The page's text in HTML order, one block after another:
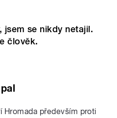
jsem se nikdy netajil.
člověk.
Hromada především proti